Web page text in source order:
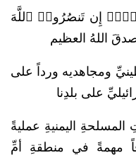
إِن تَنصُرُوا۟ ٱللَّهَ
اللهُ العظيم
ومجاهديه ورداً على
على بلدِنا
اليمنيةِ عمليةً
مهمةً في منطقةِ أمِّ